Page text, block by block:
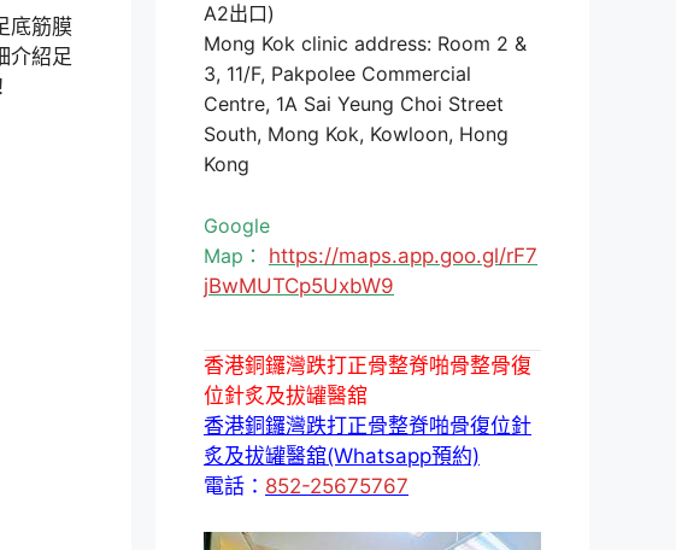
底筋膜
介紹足
A2出口)
Mong Kok clinic address: Room 2 &
3, 11/F, Pakpolee Commercial
Centre, 1A Sai Yeung Choi Street
South, Mong Kok, Kowloon, Hong
Kong
Google
Map： https://maps.app.goo.gl/rF7
jBwMUTCp5UxbW9
香港銅鑼灣跌打正骨整脊啪骨整骨復
位針炙及拔罐醫舘
香港銅鑼灣跌打正骨整脊啪骨復位針
炙及拔罐醫舘(Whatsapp預約)
電話： 852-25675767